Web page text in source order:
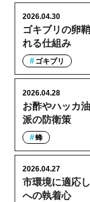
ゴキブリの卵
れる仕組み
2026.04.30
ゴキブリ
お酢やハッカ
派の防衛策
2026.04.28
蜂
市環境に適応
への執着心
2026.04.27